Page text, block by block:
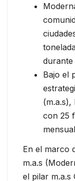
durante
Bajo el
(m.a.s),
con 25
En el marco
m.a.s
el pilar m.a.s